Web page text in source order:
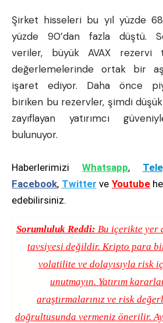
Şirket hisseleri bu yıl yüzde
yüzde 90’dan fazla düştü.
veriler, büyük AVAX rezervi
değerlemelerinde ortak bir
işaret ediyor. Daha önce
biriken bu rezervler, şimdi
zayıflayan yatırımcı
bulunuyor.
Haberlerimizi Whatsapp,
Facebook, Twitter ve Youtube
edebilirsiniz.
Sorumluluk Reddi: Bu içerikte yer
tavsiyesi değildir. Kripto para
volatilite ve dolayısıyla risk
unutmayın. Yatırım
araştırmalarınız ve risk
doğrultusunda vermeniz önerilir.